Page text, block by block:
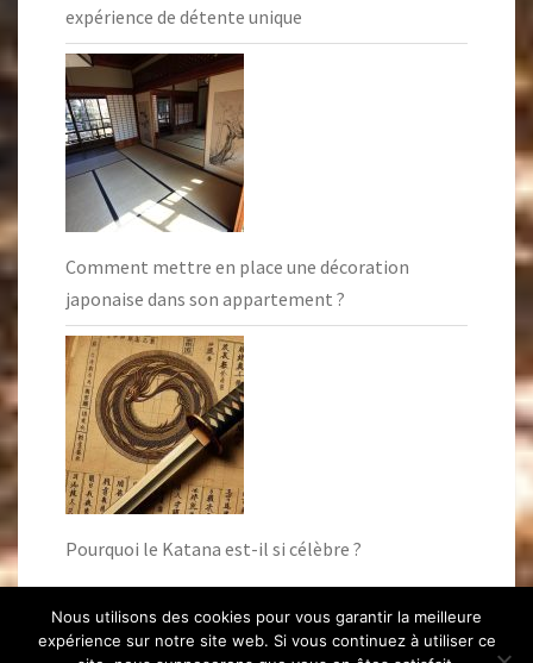
expérience de détente unique
Comment mettre en place une décoration
japonaise dans son appartement ?
Pourquoi le Katana est-il si célèbre ?
Nous utilisons des cookies pour vous garantir la meilleure
expérience sur notre site web. Si vous continuez à utiliser ce